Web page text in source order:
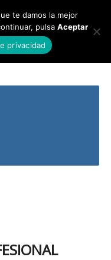
te damos la mejor
pulsa Aceptar
privacidad